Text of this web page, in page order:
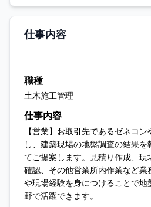
仕事内容
職種
土木施工管理
仕事内容
【営業】お取引先であるゼネコ
し、建築現場の地盤調査の結果
てご提案します。見積り作成、
確認、その他営業所内作業など
や現場経験を身につけることで
野で活躍できます。